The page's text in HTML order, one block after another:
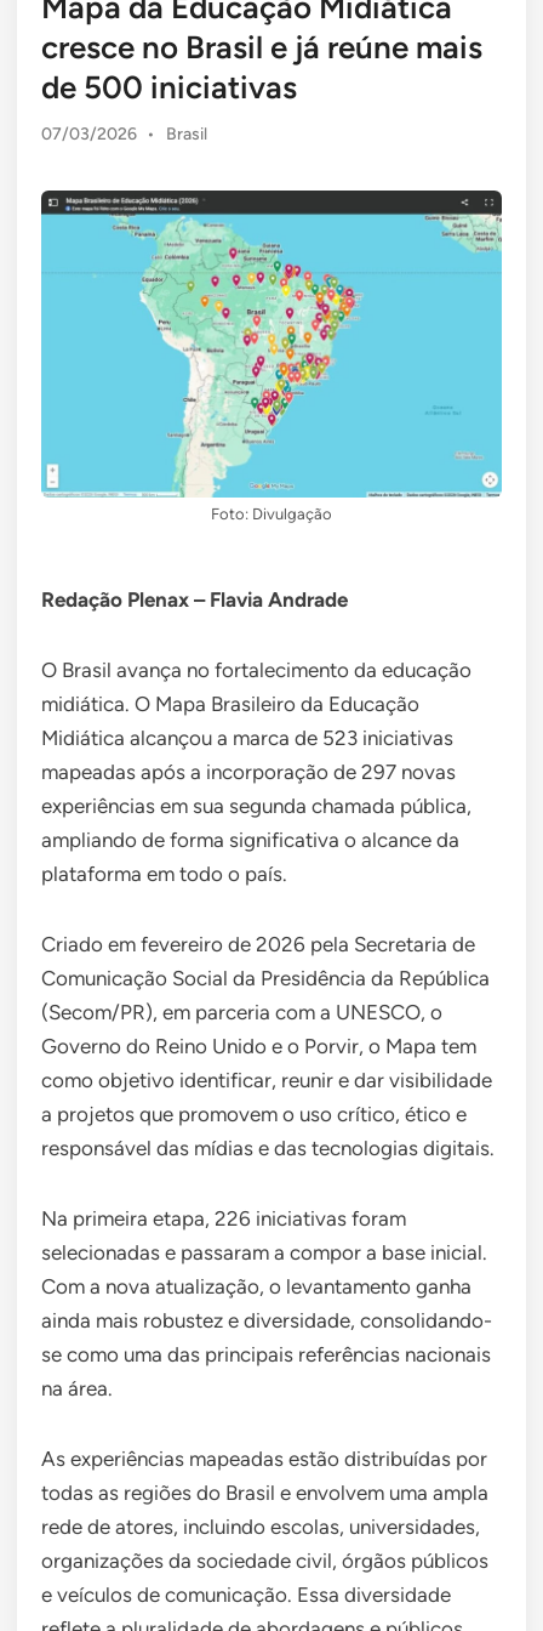
cresce no Brasil e já reúne mais
de 500 iniciativas
07/03/2026 •
Posted
Brasil
Foto: Divulgação
Redação Plenax – Flavia Andrade
O Brasil avança no fortalecimento da educação
midiática. O Mapa Brasileiro da Educação
Midiática alcançou a marca de 523 iniciativas
mapeadas após a incorporação de 297 novas
experiências em sua segunda chamada pública,
ampliando de forma significativa o alcance da
plataforma em todo o país.
Criado em fevereiro de 2026 pela Secretaria de
Comunicação Social da Presidência da República
(Secom/PR), em parceria com a UNESCO, o
Governo do Reino Unido e o Porvir, o Mapa tem
como objetivo identificar, reunir e dar visibilidade
a projetos que promovem o uso crítico, ético e
responsável das mídias e das tecnologias digitais.
Na primeira etapa, 226 iniciativas foram
selecionadas e passaram a compor a base inicial.
Com a nova atualização, o levantamento ganha
ainda mais robustez e diversidade, consolidando-
se como uma das principais referências nacionais
na área.
As experiências mapeadas estão distribuídas por
todas as regiões do Brasil e envolvem uma ampla
rede de atores, incluindo escolas, universidades,
organizações da sociedade civil, órgãos públicos
e veículos de comunicação. Essa diversidade